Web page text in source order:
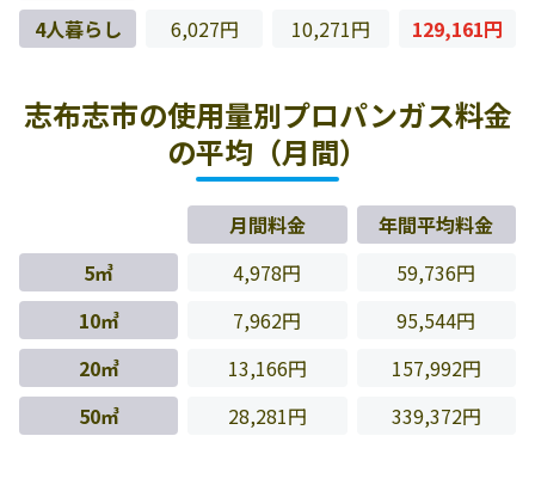
4人暮らし
6,027円 10,271円 129,161円
志布志市の使用量別プロパンガス料金
の平均（月間）
月間料金
年間平均料金
5㎥
4,978円
59,736円
10㎥
7,962円
95,544円
20㎥
13,166円
157,992円
50㎥
28,281円 339,372円